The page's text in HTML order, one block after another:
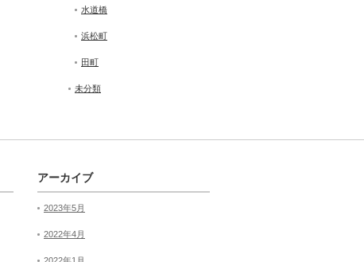
水道橋
浜松町
田町
未分類
アーカイブ
2023年5月
2022年4月